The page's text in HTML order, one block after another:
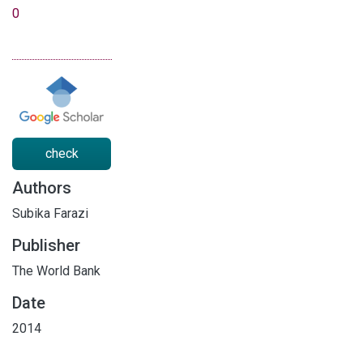
0
check
Authors
Subika Farazi
Publisher
The World Bank
Date
2014